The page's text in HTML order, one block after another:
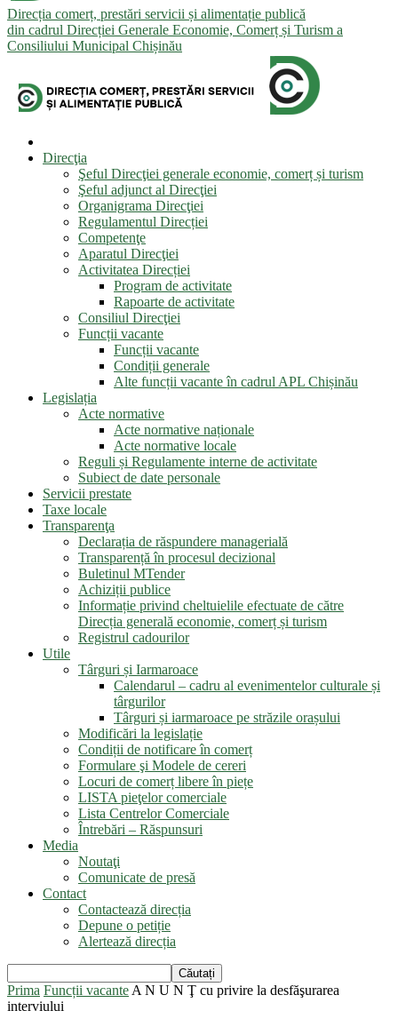
Direcția comerț, prestări servicii și alimentație publică
din cadrul Direcției Generale Economie, Comerț și Turism a
Consiliului Municipal Chișinău
Direcţia
Şeful Direcţiei generale economie, comerț și turism
Şeful adjunct al Direcţiei
Organigrama Direcţiei
Regulamentul Direcției
Competenţe
Aparatul Direcţiei
Activitatea Direcției
Program de activitate
Rapoarte de activitate
Consiliul Direcţiei
Funcții vacante
Funcții vacante
Condiții generale
Alte funcții vacante în cadrul APL Chișinău
Legislația
Acte normative
Acte normative naționale
Acte normative locale
Reguli și Regulamente interne de activitate
Subiect de date personale
Servicii prestate
Taxe locale
Transparenţa
Declarația de răspundere managerială
Transparență în procesul decizional
Buletinul MTender
Achiziții publice
Informație privind cheltuielile efectuate de către
Direcția generală economie, comerț și turism
Registrul cadourilor
Utile
Târguri și Iarmaroace
Calendarul – cadru al evenimentelor culturale și
târgurilor
Târguri și iarmaroace pe străzile orașului
Modificări la legislație
Condiții de notificare în comerț
Formulare şi Modele de cereri
Locuri de comerț libere în piețe
LISTA pieţelor comerciale
Lista Centrelor Comerciale
Întrebări – Răspunsuri
Media
Noutaţi
Comunicate de presă
Contact
Contactează direcția
Depune o petiție
Alertează direcția
Prima Funcții vacante A N U N Ţ cu privire la desfăşurarea
interviului